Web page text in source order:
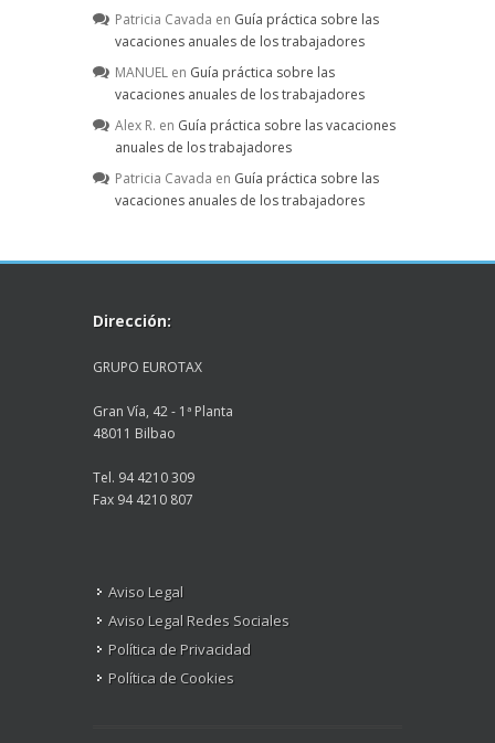
Patricia Cavada en Guía práctica sobre las
vacaciones anuales de los trabajadores
MANUEL en Guía práctica sobre las
vacaciones anuales de los trabajadores
Alex R. en Guía práctica sobre las vacaciones
anuales de los trabajadores
Patricia Cavada en Guía práctica sobre las
vacaciones anuales de los trabajadores
Dirección:
GRUPO EUROTAX
Gran Vía, 42 - 1ª Planta
48011 Bilbao
Tel. 94 4210 309
Fax 94 4210 807
Aviso Legal
Aviso Legal Redes Sociales
Política de Privacidad
Política de Cookies